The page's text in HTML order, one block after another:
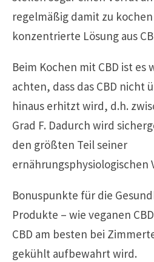
regelmäßig damit zu
konzentrierte Lösung aus
Beim Kochen mit CBD ist es
achten, dass das CBD nicht
hinaus erhitzt wird, d.h.
Grad F. Dadurch wird
den größten Teil seiner
ernährungsphysiologischen
Bonuspunkte für die
Produkte – wie veganen
CBD am besten bei
gekühlt aufbewahrt wird.